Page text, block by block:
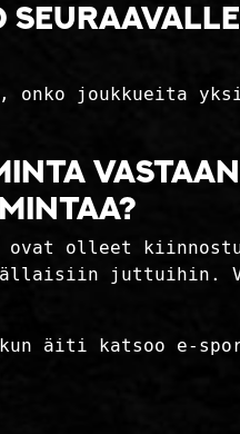
onko joukkueita
olleet
juttuihin.
äiti katsoo e-